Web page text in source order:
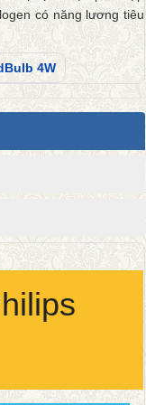
có năng lương tiêu
4W